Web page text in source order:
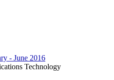
- June 2016
Technology